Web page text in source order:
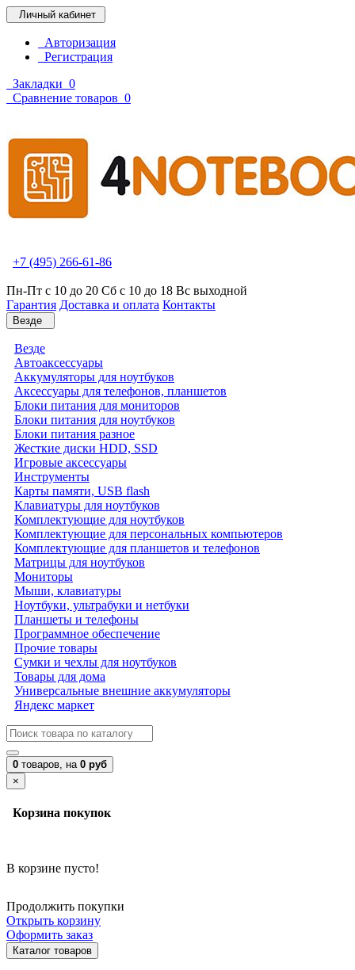
Личный кабинет
Авторизация
Регистрация
Закладки 0
Сравнение товаров 0
+7 (495) 266-61-86
Пн-Пт с 10 до 20 Сб с 10 до 18 Вс выходной
Гарантия Доставка и оплата Контакты
Везде
Везде
Автоаксессуары
Аккумуляторы для ноутбуков
Аксессуары для телефонов, планшетов
Блоки питания для мониторов
Блоки питания для ноутбуков
Блоки питания разное
Жесткие диски HDD, SSD
Игровые аксессуары
Инструменты
Карты памяти, USB flash
Клавиатуры для ноутбуков
Комплектующие для ноутбуков
Комплектующие для персональных компьютеров
Комплектующие для планшетов и телефонов
Матрицы для ноутбуков
Мониторы
Мыши, клавиатуры
Ноутбуки, ультрабуки и нетбуки
Планшеты и телефоны
Программное обеспечение
Прочие товары
Сумки и чехлы для ноутбуков
Товары для дома
Универсальные внешние аккумуляторы
Яндекс маркет
0 товаров, на 0 руб
×
Корзина покупок
В корзине пусто!
Продолжить покупки
Открыть корзину
Оформить заказ
Каталог товаров